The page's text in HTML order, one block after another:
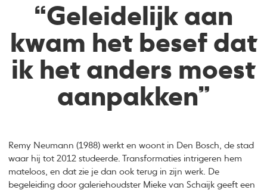
“Geleidelijk aan
kwam het besef dat
ik het anders moest
aanpakken”
Remy Neumann (1988) werkt en woont in Den Bosch, de stad
waar hij tot 2012 studeerde. Transformaties intrigeren hem
mateloos, en dat zie je dan ook terug in zijn werk. De
begeleiding door galeriehoudster Mieke van Schaijk geeft een